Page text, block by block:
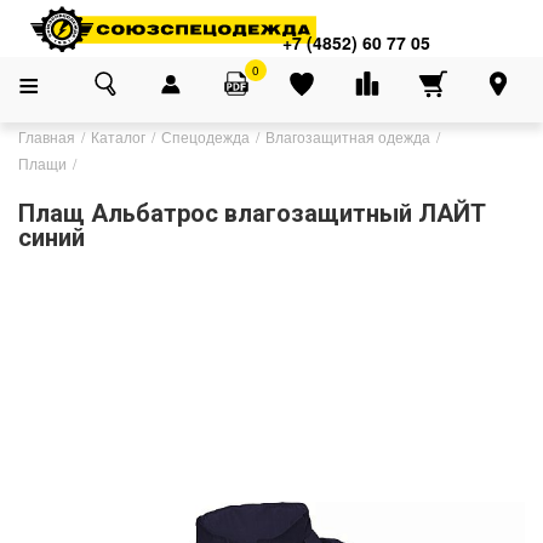
+7 (4852) 60 77 05
0
Главная Каталог Спецодежда
Влагозащитная одежда
Плащи
Плащ Альбатрос влагозащитный ЛАЙТ
синий